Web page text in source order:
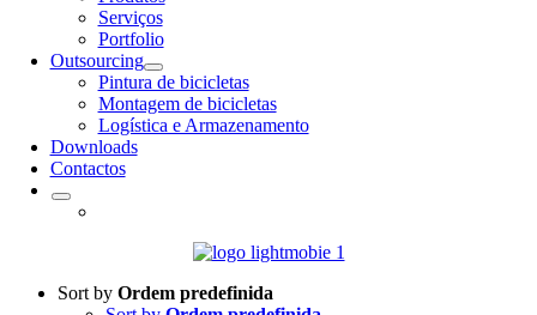
Serviços
Portfolio
Outsourcing
Pintura de bicicletas
Montagem de bicicletas
Logística e Armazenamento
Downloads
Contactos
Sort by Ordem predefinida